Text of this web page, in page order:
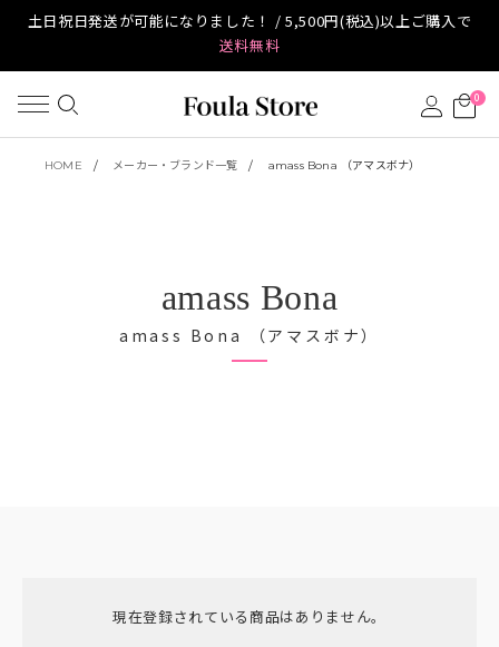
土日祝日発送が可能になりました！ / 5,500円(税込)以上ご購入で
送料無料
0
HOME メーカー・ブランド一覧 amass Bona （アマスボナ）
amass Bona
amass Bona （アマスボナ）
現在登録されている商品はありません。